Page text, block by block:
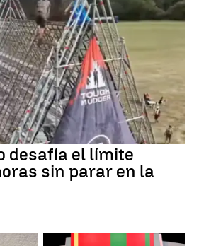
desafía el límite
sin parar en la